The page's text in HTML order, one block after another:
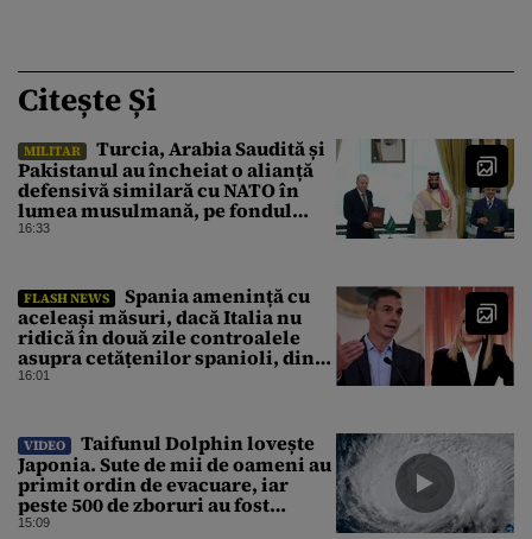
Citește Și
MILITAR
Turcia, Arabia Saudită și
Pakistanul au încheiat o alianță
defensivă similară cu NATO în
lumea musulmană, pe fondul
conflictelor din Orientul Mijlociu
16:33
FLASH NEWS
Spania amenință cu
aceleași măsuri, dacă Italia nu
ridică în două zile controalele
asupra cetățenilor spanioli, din
cauza crizei migrației
16:01
VIDEO
Taifunul Dolphin lovește
Japonia. Sute de mii de oameni au
primit ordin de evacuare, iar
peste 500 de zboruri au fost
anulate
15:09